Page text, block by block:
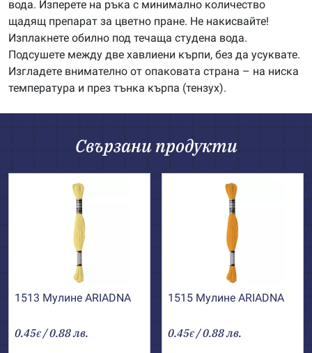
вода. Изперете на ръка с минимално количество
щадящ препарат за цветно пране. Не накисвайте!
Изплакнете обилно под течаща студена вода.
Подсушете между две хавлиени кърпи, без да усуквате.
Изгладете внимателно от опаковата страна – на ниска
температура и през тънка кърпа (тензух).
Свързани продукти
1513 Мулине АRIADNA
0.45€ / 0.88 лв.
1515 Мулине АRIADNA
0.45€ / 0.88 лв.